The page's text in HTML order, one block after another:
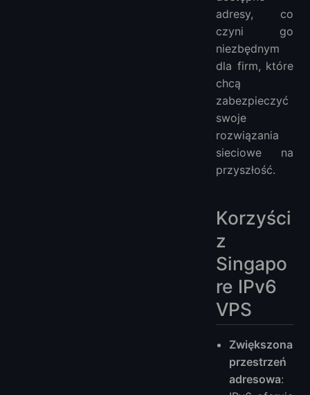
adresy, co
czyni go
niezbędnym
dla firm, które
chcą
zabezpieczyć
swoje
rozwiązania
sieciowe na
przyszłość.
Korzyści
z
Singapo
re IPv6
VPS
Zwiększona
przestrzeń
adresowa: